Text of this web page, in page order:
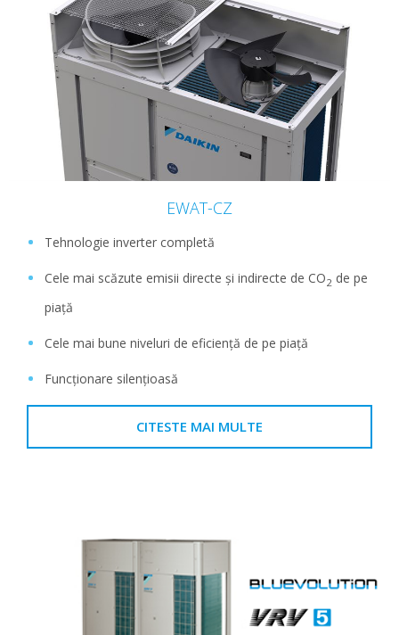
EWAT-CZ
Tehnologie inverter completă
Cele mai scăzute emisii directe și indirecte de CO2 de pe
piață
Cele mai bune niveluri de eficiență de pe piață
Funcționare silențioasă
CITESTE MAI MULTE